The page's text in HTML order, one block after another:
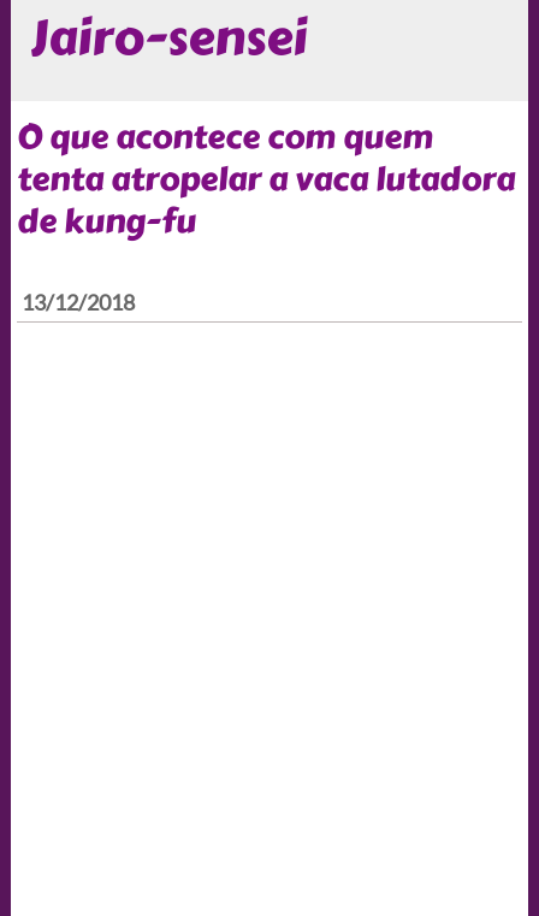
Jairo-sensei
O que acontece com quem
tenta atropelar a vaca lutadora
de kung-fu
13/12/2018